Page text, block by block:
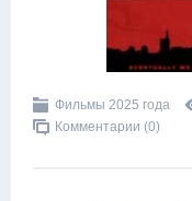
Фильмы 2025 года
Комментарии (0)